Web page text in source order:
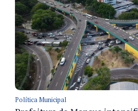
Política Municipal